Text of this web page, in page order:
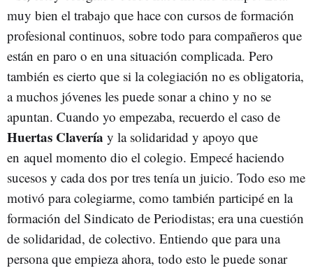
muy bien el trabajo que hace con cursos de formación
profesional continuos, sobre todo para compañeros que
están en paro o en una situación complicada. Pero
también es cierto que si la colegiación no es obligatoria,
a muchos jóvenes les puede sonar a chino y no se
apuntan. Cuando yo empezaba, recuerdo el caso de
Huertas Clavería y la solidaridad y apoyo que
en aquel momento dio el colegio. Empecé haciendo
sucesos y cada dos por tres tenía un juicio. Todo eso me
motivó para colegiarme, como también participé en la
formación del Sindicato de Periodistas; era una cuestión
de solidaridad, de colectivo. Entiendo que para una
persona que empieza ahora, todo esto le puede sonar